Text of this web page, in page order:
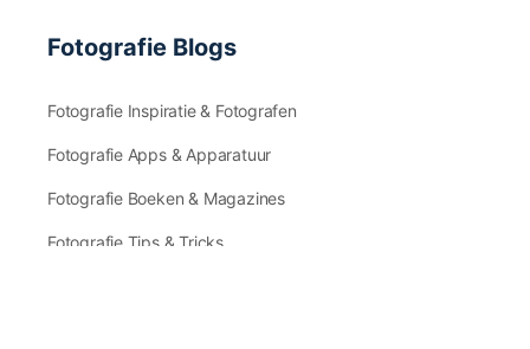
Fotografie Blogs
Fotografie Inspiratie & Fotografen
Fotografie Apps & Apparatuur
Fotografie Boeken & Magazines
Fotografie Tips & Tricks